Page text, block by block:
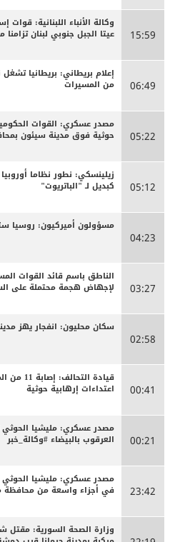
15:59
وكالة الأنباء اللبنانية:
عيتا الجبل جنوبي لبنان
06:49
إعلام بريطاني: بريطانيا تشغل
من المسيرات
05:22
مصدر عسكري: القوات
حوثية فوق مدينة سيئون
05:12
زيلينسكي: نطور نظاما
كبديل لـ "الباتريوت"
04:23
مسؤولون أميركيون: روسيا
03:27
الناطق باسم قائد القوات
لإجهاض هجمة محتملة على
02:58
سكان محليون: انفجار يهز
00:41
قيادة
اعتداءات إرهابية حوثية
00:21
مصدر عسكري: مليشيا
العرقوب بالبيضاء #وكالة_خبر
23:42
مصدر عسكري: مليشيا الحوثي
في أجزاء واسعة من محافظة